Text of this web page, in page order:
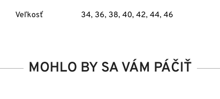
Veľkosť 34, 36, 38, 40, 42, 44, 46
MOHLO BY SA VÁM PÁČIŤ